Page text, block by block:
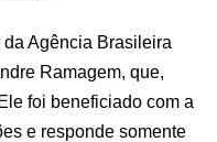
Agência Brasileira
Ramagem, que,
foi beneficiado com a
e responde somente